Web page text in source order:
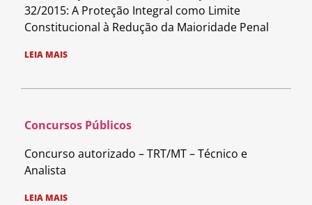
32/2015: A Proteção Integral como Limite
Constitucional à Redução da Maioridade Penal
LEIA MAIS
Concursos Públicos
Concurso autorizado – TRT/MT – Técnico e
Analista
LEIA MAIS